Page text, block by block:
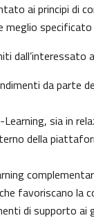
ai principi di
specificato
da parte
sia in
della
favoriscano la
di supporto ai